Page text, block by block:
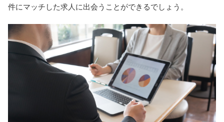
件にマッチした求人に出会うことができるでしょう。